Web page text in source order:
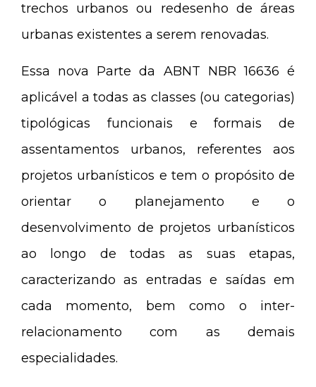
trechos urbanos ou redesenho de áreas
urbanas existentes a serem renovadas.
Essa nova Parte da ABNT NBR 16636 é
aplicável a todas as classes (ou categorias)
tipológicas funcionais e formais de
assentamentos urbanos, referentes aos
projetos urbanísticos e tem o propósito de
orientar o planejamento e o
desenvolvimento de projetos urbanísticos
ao longo de todas as suas etapas,
caracterizando as entradas e saídas em
cada momento, bem como o inter-
relacionamento com as demais
especialidades.